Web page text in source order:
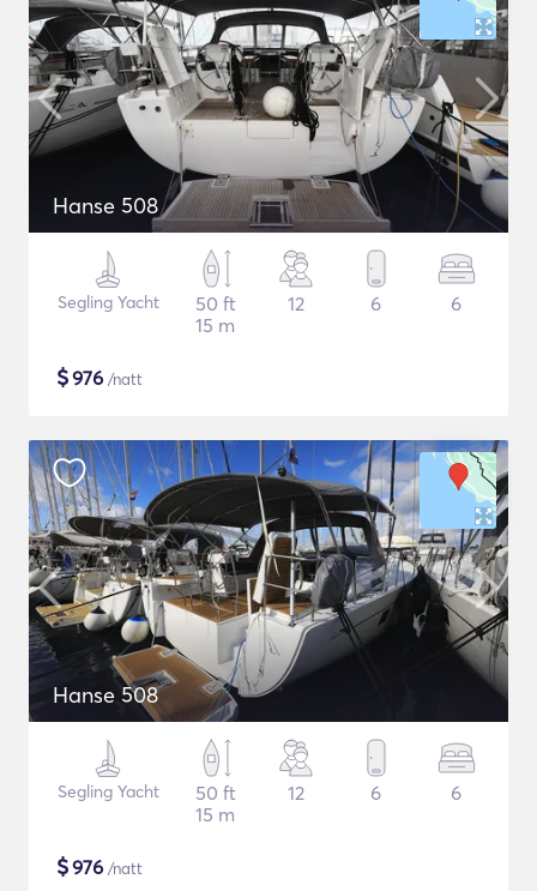
Hanse 508
Segling Yacht
50 ft
15 m
12 6 6
$976 /natt
Hanse 508
Segling Yacht
50 ft
15 m
12 6 6
$976 /natt